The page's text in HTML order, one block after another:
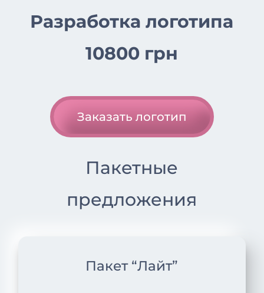
Разработка логотипа
10800 грн
Заказать логотип
Пакетные
предложения
Пакет “Лайт”